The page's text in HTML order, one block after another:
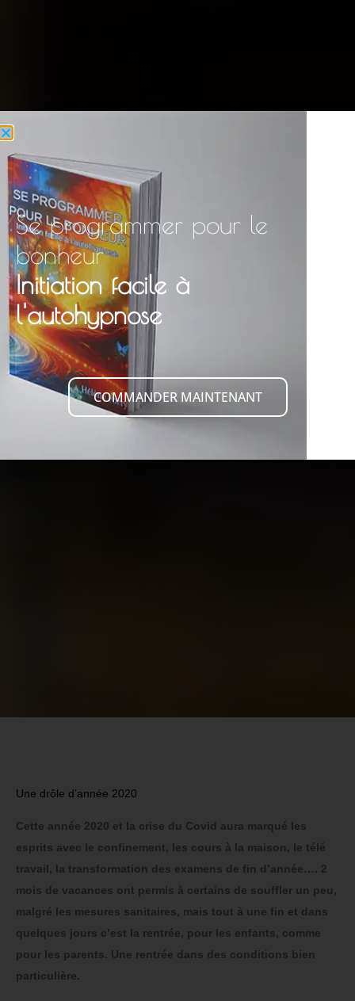
Une drôle d’année 2020
Cette année 2020 et la crise du Covid aura marqué les
esprits avec le confinement, les cours à la maison, le télé
travail, la transformation des examens de fin d’année…. 2
mois de vacances ont permis à certains de souffler un peu,
malgré les mesures sanitaires, mais tout à une fin et dans
quelques jours c’est la rentrée, pour les enfants, comme
pour les parents. Une rentrée dans des conditions bien
particulière.
Se programmer pour le
bonheur
Initiation facile à
l'autohypnose
COMMANDER MAINTENANT